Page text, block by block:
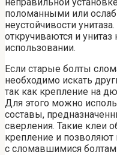
поломанными или
неустойчивости
откручиваются и
использовании.
Если старые болты
необходимо искать
так как крепление на
Для этого можно
составы,
сверления. Такие клеи
крепление и позволяют
с сломавшимися